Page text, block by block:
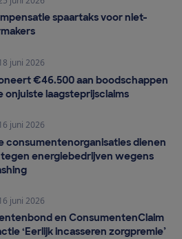
spaartaks voor niet-
juni 2026
€46.500 aan boodschappen
onjuiste laagsteprijsclaims
juni 2026
consumentenorganisaties dienen
energiebedrijven wegens
juni 2026
en ConsumentenClaim
‘Eerlijk incasseren zorgpremie’